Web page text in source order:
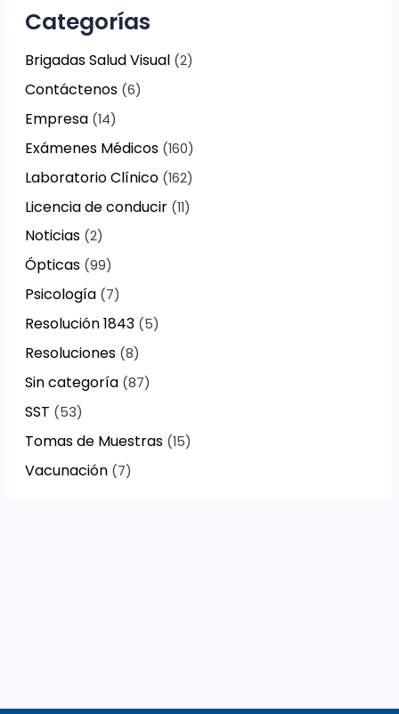
Categorías
Brigadas Salud Visual(2)
Contáctenos(6)
Empresa(14)
Exámenes Médicos(160)
Laboratorio Clínico(162)
Licencia de conducir(11)
Noticias(2)
Ópticas(99)
Psicología(7)
Resolución 1843(5)
Resoluciones(8)
Sin categoría(87)
SST (53)
Tomas de Muestras(15)
Vacunación(7)